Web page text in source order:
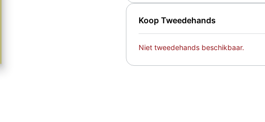
Koop Tweedehands
Niet tweedehands beschikbaar.